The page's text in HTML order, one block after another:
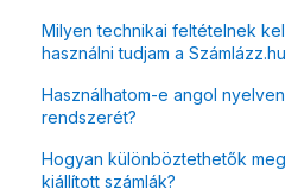
Milyen technikai feltételnek
használni tudjam a
Használhatom-e angol
rendszerét?
Hogyan különböztethetők
kiállított számlák?